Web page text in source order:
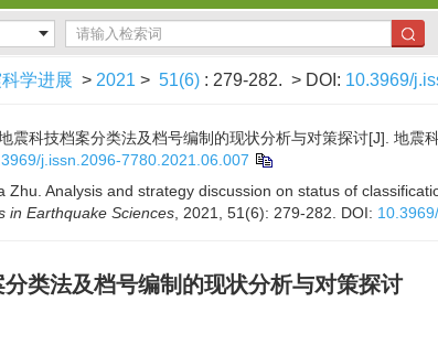
学进展 > 2021 > 51(6) : 279-282. > DOI: 10.3969/
震科技档案分类法及档号编制的现状分析与对策探讨[J]. 地震
j.issn.2096-7780.2021.06.007
Zhu. Analysis and strategy discussion on status of
in Earthquake Sciences , 2021, 51(6): 279-282. DOI:
类法及档号编制的现状分析与对策探讨